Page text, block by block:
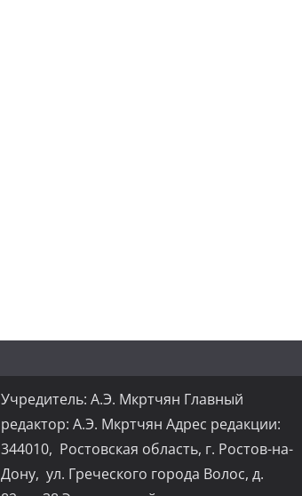
Учредитель: А.Э. Мкртчян Главный
редактор: А.Э. Мкртчян Адрес редакции:
344010, Ростовская область, г. Ростов-на-
Дону, ул. Греческого города Волос, д.